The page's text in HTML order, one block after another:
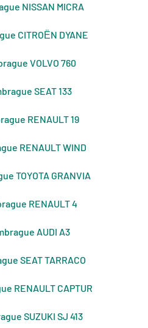
NISSAN MICRA
CITROЁN DYANE
VOLVO 760
SEAT 133
RENAULT 19
RENAULT WIND
TOYOTA GRANVIA
RENAULT 4
AUDI A3
SEAT TARRACO
RENAULT CAPTUR
SUZUKI SJ 413